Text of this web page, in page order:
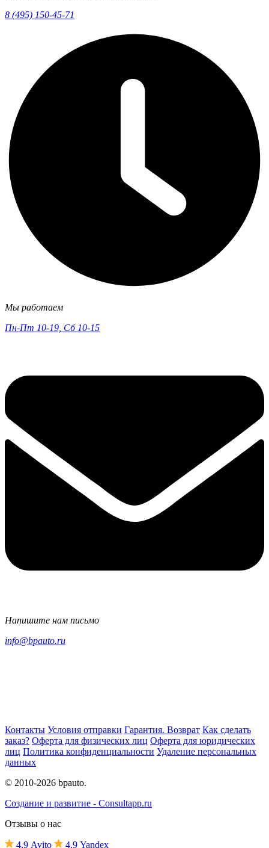
8 (495) 150-45-71
Мы работаем
Пн-Пт 10-19, Сб 10-15
Напишите нам письмо
info@bpauto.ru
Контакты Условия отправки Гарантия. Возврат Как сделать
заказ? Оферта для физических лиц Оферта для юридических
лиц Политика конфиденциальности Удаление персональных
данных
© 2010-2026 bpauto.
Создание и развитие - Consultapp.ru
Отзывы о нас
4,9 Avito 4,9 Yandex